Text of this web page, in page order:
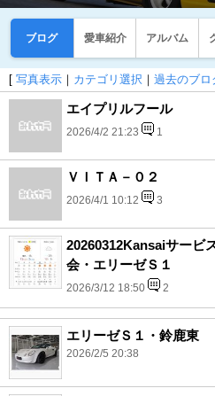
ブログ 愛車紹介 アルバム
[ 写真表示 ｜ カテゴリ選択 ｜ 過去のブロ
エイプリルフール
2026/4/2 21:23 1
ＶＩＴＡ－０２
2026/4/1 10:12 3
20260312Kansaiサービ
会・エリーゼＳ１
2026/3/12 18:50 2
エリーゼＳ１・鈴鹿東
2026/2/5 20:38